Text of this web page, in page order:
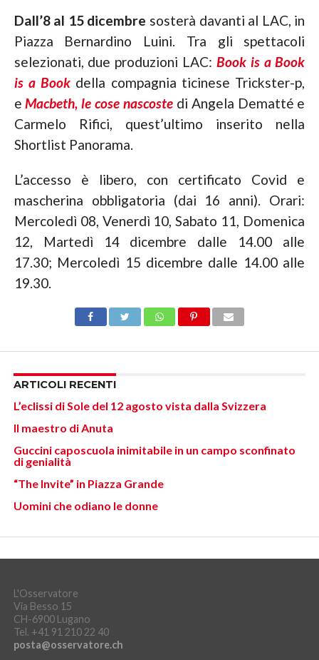
Dall’8 al 15 dicembre sosterà davanti al LAC, in
Piazza Bernardino Luini. Tra gli spettacoli
selezionati, due produzioni LAC: Book is a Book
is a Book della compagnia ticinese Trickster-p,
e Macbeth, le cose nascoste di Angela Dematté e
Carmelo Rifici, quest’ultimo inserito nella
Shortlist Panorama.
L’accesso è libero, con certificato Covid e
mascherina obbligatoria (dai 16 anni). Orari:
Mercoledì 08, Venerdì 10, Sabato 11, Domenica
12, Martedì 14 dicembre dalle 14.00 alle
17.30; Mercoledì 15 dicembre dalle 14.00 alle
19.30.
ARTICOLI RECENTI
L’eclissi di Sole del 12 agosto vista dalla Svizzera
Il maestro di Anuta
Guccini caposcuola inimitabile in un campo sconfinato
di genialità
“The Invite” in Piazza Grande
Uomini che odiano le donne
L'Osservatore
Via Besso 15
CH-6900 Lugano
Tel. +41 91 210 22 40
posta@osservatore.ch